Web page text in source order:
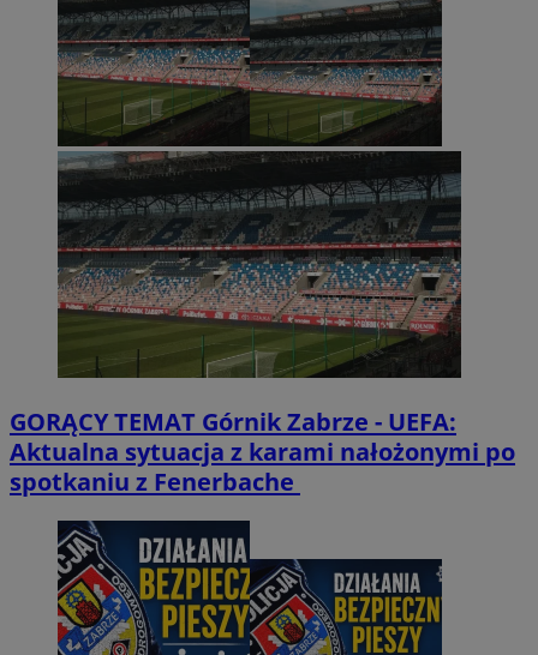
GORĄCY TEMAT Górnik Zabrze - UEFA:
Aktualna sytuacja z karami nałożonymi po
spotkaniu z Fenerbache